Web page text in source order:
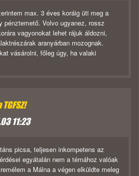
max. 3 éves koráig üti meg a
pénztemető. Volvo ugyanez, rossz
vagyonokat lehet rájuk áldozni,
aranyárban mozognak.
vásárolni, főleg úgy, ha valaki
11:23
picsa, teljesen inkompetens az
egyátalán nem a témához valóak
a Málna a végen elküldte meleg